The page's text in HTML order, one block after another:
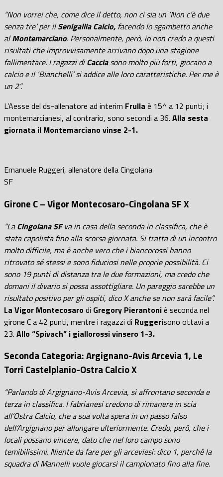
“Non vorrei che, come dice il detto, non ci sia un ‘Non c’è due
senza tre’ per ilSenigallia Calcio, facendo lo sgambetto anche
alMontemarciano. Personalmente, però, io non credo a questi
risultati che improvvisamente arrivano dopo una stagione
fallimentare. I ragazzi diCacciasono molto più forti, giocano a
calcio e il ‘Bianchelli’ si addice alle loro caratteristiche. Per me è
un 2”.
L’Aesse del ds-allenatore ad interim Frulla è 15^ a 12 punti; i
montemarcianesi, al contrario, sono secondi a 36. Alla sesta
giornata il Montemarciano vinse 2-1.
Emanuele Ruggeri, allenatore della Cingolana
SF
Girone C – Vigor Montecosaro-Cingolana SF X
“LaCingolana SFva in casa della seconda in classifica, che è
stata capolista fino alla scorsa giornata. Si tratta di un incontro
molto difficile, ma è anche vero che i biancorossi hanno
ritrovato sé stessi e sono fiduciosi nelle proprie possibilità. Ci
sono 19 punti di distanza tra le due formazioni, ma credo che
domani il divario si possa assottigliare. Un pareggio sarebbe un
risultato positivo per gli ospiti, dico X anche se non sarà facile”.
La Vigor Montecosarodi Gregory Pierantoniè seconda nel
girone C a 42 punti, mentre i ragazzi di Ruggerisono ottavi a
23. Allo “Spivach” i giallorossi vinsero 1-3.
Seconda Categoria: Argignano-Avis Arcevia 1, Le
Torri Castelplanio-Ostra Calcio X
“Parlando di Argignano-Avis Arcevia, si affrontano seconda e
terza in classifica. I fabrianesi credono di rimanere in scia
all’Ostra Calcio, che a sua volta spera in un passo falso
dell’Argignano per allungare ulteriormente. Credo, però, che i
locali possano vincere, dato che nel loro campo sono
temibilissimi. Niente da fare per gli arceviesi: dico 1, perché la
squadra di Mannelli vuole giocarsi il campionato fino alla fine.